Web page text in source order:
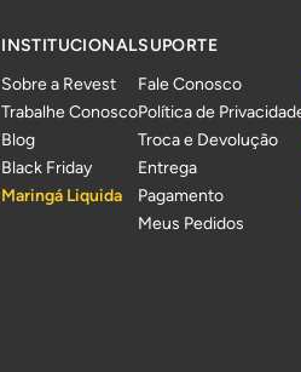
INSTITUCIONAL
Sobre a Revest
Trabalhe Conosco
Blog
Black Friday
Maringá Liquida
SUPORTE
Fale Conosco
Política de
Troca e Devolução
Entrega
Pagamento
Meus Pedidos